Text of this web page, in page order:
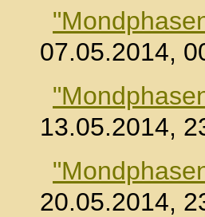
07.05.2014,
13.05.2014,
20.05.2014,